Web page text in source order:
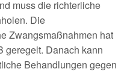
muss die richterliche
Die
Zwangsmaßnahmen hat
geregelt. Danach kann
Behandlungen gegen